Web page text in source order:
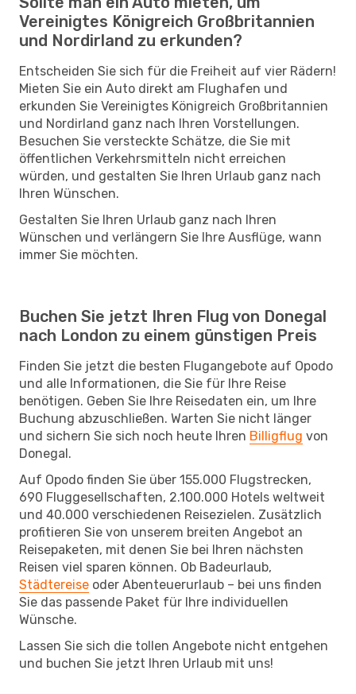
Vereinigtes Königreich Großbritannien
und Nordirland zu erkunden?
Entscheiden Sie sich für die Freiheit auf vier Rädern!
Mieten Sie ein Auto direkt am Flughafen und
erkunden Sie Vereinigtes Königreich Großbritannien
und Nordirland ganz nach Ihren Vorstellungen.
Besuchen Sie versteckte Schätze, die Sie mit
öffentlichen Verkehrsmitteln nicht erreichen
würden, und gestalten Sie Ihren Urlaub ganz nach
Ihren Wünschen.
Gestalten Sie Ihren Urlaub ganz nach Ihren
Wünschen und verlängern Sie Ihre Ausflüge, wann
immer Sie möchten.
Buchen Sie jetzt Ihren Flug von Donegal
nach London zu einem günstigen Preis
Finden Sie jetzt die besten Flugangebote auf Opodo
und alle Informationen, die Sie für Ihre Reise
benötigen. Geben Sie Ihre Reisedaten ein, um Ihre
Buchung abzuschließen. Warten Sie nicht länger
und sichern Sie sich noch heute Ihren Billigflug von
Donegal.
Auf Opodo finden Sie über 155.000 Flugstrecken,
690 Fluggesellschaften, 2.100.000 Hotels weltweit
und 40.000 verschiedenen Reisezielen. Zusätzlich
profitieren Sie von unserem breiten Angebot an
Reisepaketen, mit denen Sie bei Ihren nächsten
Reisen viel sparen können. Ob Badeurlaub,
Städtereise oder Abenteuerurlaub – bei uns finden
Sie das passende Paket für Ihre individuellen
Wünsche.
Lassen Sie sich die tollen Angebote nicht entgehen
und buchen Sie jetzt Ihren Urlaub mit uns!